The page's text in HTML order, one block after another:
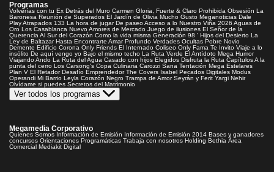
Programas
Volverías con tu Ex Detrás del Muro Carmen Gloria, Fuerte & Claro Prohibida Obsesión La
Baronesa Reunión de Superados El Jardín de Olivia Mucho Gusto Meganoticias Dale
PlayAtrapados 133 La hora de jugar De paseoAcceso a lo Nuestro Viña 2026 Aguas de
Oro Los Casablanca Nuevo Amores de Mercado Juego de ilusiones El Señor de la
Querencia Al Sur del Corazón Como la vida misma Generación 98 ' Hijos del Desierto La
Ley de Baltazar Hasta Encontrarte Amar Profundo Verdades Ocultas Pobre Novio
Demente Edificio Corona Only Friends El Internado Coliseo Only Fama Te Invito Viaje a lo
insólito De aquí vengo yo Bajo el mismo techo La Ruta Verde El Antídoto Mega Humor
Viajando Ando La Ruta del Agua Casado con hijos Elegidos Disfruta la Ruta CapítulosA la
punta del cerro Los Carsong's Copa Culinaria Carozzi Sana Tentación Mega Estelares
Plan V El Retador Desafío Emprendedor The Covers Isabel Pecados Digitales Modus
Operandi Mi Barrio Leyla Corazón Negro Trampa de Amor Seyrán y Ferit Yargi Nehir
Olvídame si puedes Secretos del Matrimonio
Ver todos los programas
Megamedia Corporativo
Quienes Somos Información de Emisión Información de Emisión 2014 Bases y ganadores
concursos Orientaciones Programáticas Trabaja con nosotros Holding Bethia Área
Comercial Mediakit Digital